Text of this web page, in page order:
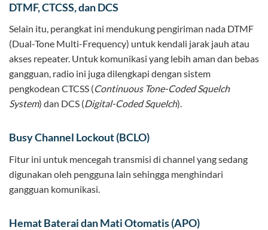
DTMF, CTCSS, dan DCS
Selain itu, perangkat ini mendukung pengiriman nada DTMF
(Dual-Tone Multi-Frequency) untuk kendali jarak jauh atau
akses repeater. Untuk komunikasi yang lebih aman dan bebas
gangguan, radio ini juga dilengkapi dengan sistem
pengkodean CTCSS (Continuous Tone-Coded Squelch
System) dan DCS (Digital-Coded Squelch).
Busy Channel Lockout (BCLO)
Fitur ini untuk mencegah transmisi di channel yang sedang
digunakan oleh pengguna lain sehingga menghindari
gangguan komunikasi.
Hemat Baterai dan Mati Otomatis (APO)